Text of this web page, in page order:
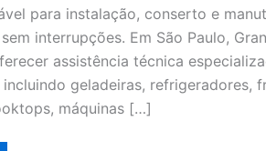
para instalação, conserto e
interrupções. Em São Paulo,
assistência técnica
geladeiras, refrigeradores,
máquinas […]